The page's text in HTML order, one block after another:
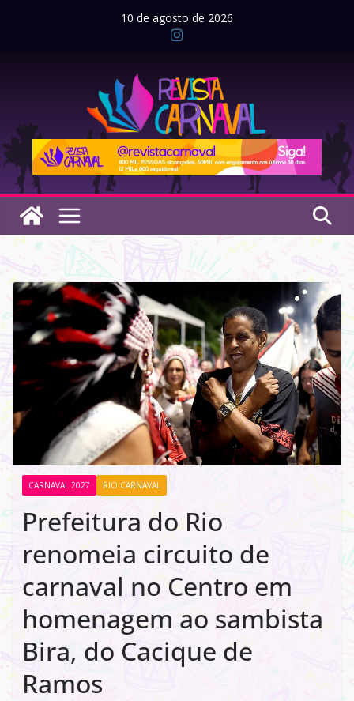
10 de agosto de 2026
CARNAVAL 2027 RIO CARNAVAL
Prefeitura do Rio
renomeia circuito de
carnaval no Centro em
homenagem ao sambista
Bira, do Cacique de
Ramos